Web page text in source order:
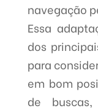
navegação
Essa
dos
para
em bom
de